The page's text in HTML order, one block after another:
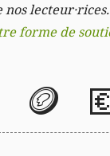
forme de
🪙